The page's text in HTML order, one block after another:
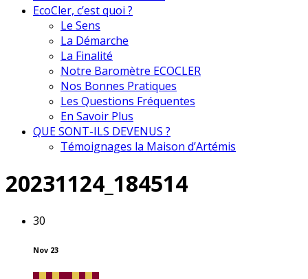
EcoCler, c’est quoi ?
Le Sens
La Démarche
La Finalité
Notre Baromètre ECOCLER
Nos Bonnes Pratiques
Les Questions Fréquentes
En Savoir Plus
QUE SONT-ILS DEVENUS ?
Témoignages la Maison d’Artémis
20231124_184514
30
Nov 23